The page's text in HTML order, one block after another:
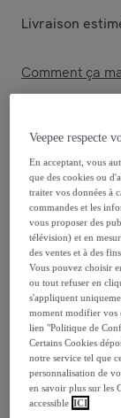
Livraison
Comment ça
Détails
Le matelas
parfait
savoir-faire
ensachés, il
espace de
résidences.
POINTS
Veepee respecte
En acceptant, vous
que des cookies ou
traiter vos données à
commandes et les
vous proposer des
télévision) et en
des ventes et à des
Vous pouvez choisir
ou tout refuser en
s'appliquent
moment modifier vos
lien "Politique de
Certains Cookies
notre service tel que
personnalisation de
en savoir plus sur les
accessible ICI